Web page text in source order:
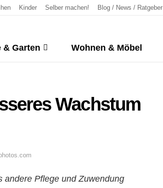
Kinder Selber machen! Blog / News / Ratgeber
& Garten Wohnen & Möbel
Wachstum
andere Pflege und Zuwendung